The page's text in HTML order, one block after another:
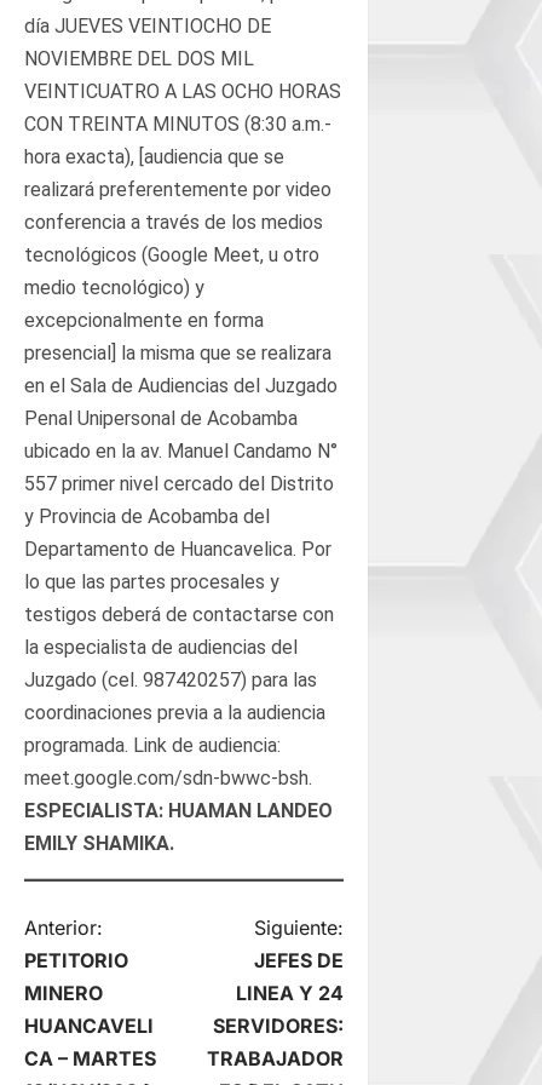
día JUEVES VEINTIOCHO DE
NOVIEMBRE DEL DOS MIL
VEINTICUATRO A LAS OCHO HORAS
CON TREINTA MINUTOS (8:30 a.m.-
hora exacta), [audiencia que se
realizará preferentemente por video
conferencia a través de los medios
tecnológicos (Google Meet, u otro
medio tecnológico) y
excepcionalmente en forma
presencial] la misma que se realizara
en el Sala de Audiencias del Juzgado
Penal Unipersonal de Acobamba
ubicado en la av. Manuel Candamo N°
557 primer nivel cercado del Distrito
y Provincia de Acobamba del
Departamento de Huancavelica. Por
lo que las partes procesales y
testigos deberá de contactarse con
la especialista de audiencias del
Juzgado (cel. 987420257) para las
coordinaciones previa a la audiencia
programada. Link de audiencia:
meet.google.com/sdn-bwwc-bsh.
ESPECIALISTA: HUAMAN LANDEO
EMILY SHAMIKA.
N
a
v
Anterior:
PETITORIO
MINERO
HUANCAVELI
CA – MARTES
Siguiente:
JEFES DE
LINEA Y 24
SERVIDORES:
TRABAJADOR